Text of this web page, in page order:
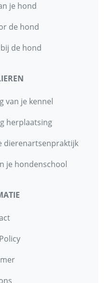
je hond
de hond
de hond
van je kennel
herplaatsing
dierenartsenpraktijk
je hondenschool